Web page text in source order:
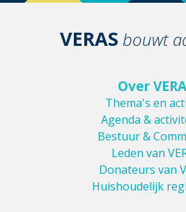
VERAS bouwt
Over
Thema's en
Agenda &
Bestuur &
Leden van
Donateurs van
Huishoudelijk